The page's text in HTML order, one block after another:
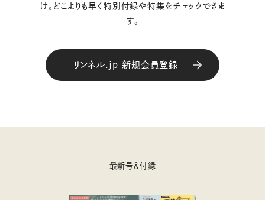
け。どこよりも早く特別付録や特集をチェックできま
す。
リンネル.jp 新規会員登録
最新号＆付録